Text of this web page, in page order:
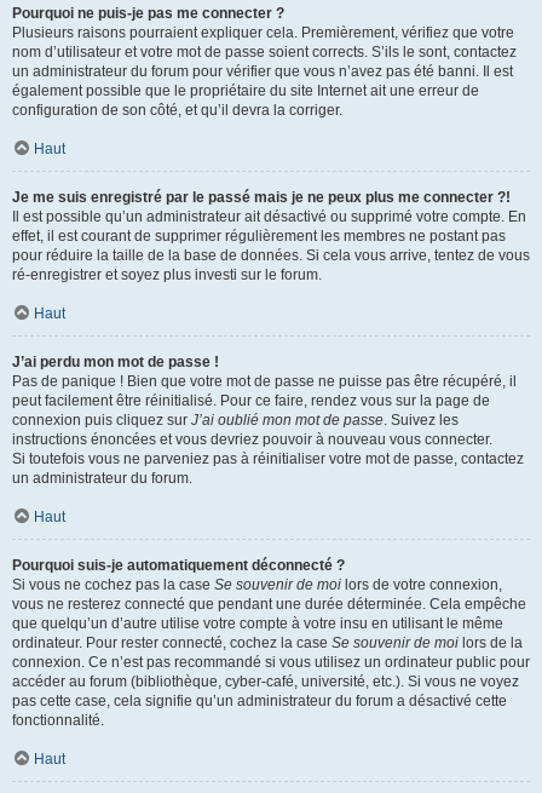
Pourquoi ne puis-je pas me connecter ?
Plusieurs raisons pourraient expliquer cela. Premièrement, vérifiez que votre
nom d’utilisateur et votre mot de passe soient corrects. S’ils le sont, contactez
un administrateur du forum pour vérifier que vous n’avez pas été banni. Il est
également possible que le propriétaire du site Internet ait une erreur de
configuration de son côté, et qu’il devra la corriger.
Haut
Je me suis enregistré par le passé mais je ne peux plus me connecter ?!
Il est possible qu’un administrateur ait désactivé ou supprimé votre compte. En
effet, il est courant de supprimer régulièrement les membres ne postant pas
pour réduire la taille de la base de données. Si cela vous arrive, tentez de vous
ré-enregistrer et soyez plus investi sur le forum.
Haut
J’ai perdu mon mot de passe !
Pas de panique ! Bien que votre mot de passe ne puisse pas être récupéré, il
peut facilement être réinitialisé. Pour ce faire, rendez vous sur la page de
connexion puis cliquez sur J’ai oublié mon mot de passe. Suivez les
instructions énoncées et vous devriez pouvoir à nouveau vous connecter.
Si toutefois vous ne parveniez pas à réinitialiser votre mot de passe, contactez
un administrateur du forum.
Haut
Pourquoi suis-je automatiquement déconnecté ?
Si vous ne cochez pas la case Se souvenir de moi lors de votre connexion,
vous ne resterez connecté que pendant une durée déterminée. Cela empêche
que quelqu’un d’autre utilise votre compte à votre insu en utilisant le même
ordinateur. Pour rester connecté, cochez la case Se souvenir de moi lors de la
connexion. Ce n’est pas recommandé si vous utilisez un ordinateur public pour
accéder au forum (bibliothèque, cyber-café, université, etc.). Si vous ne voyez
pas cette case, cela signifie qu’un administrateur du forum a désactivé cette
fonctionnalité.
Haut